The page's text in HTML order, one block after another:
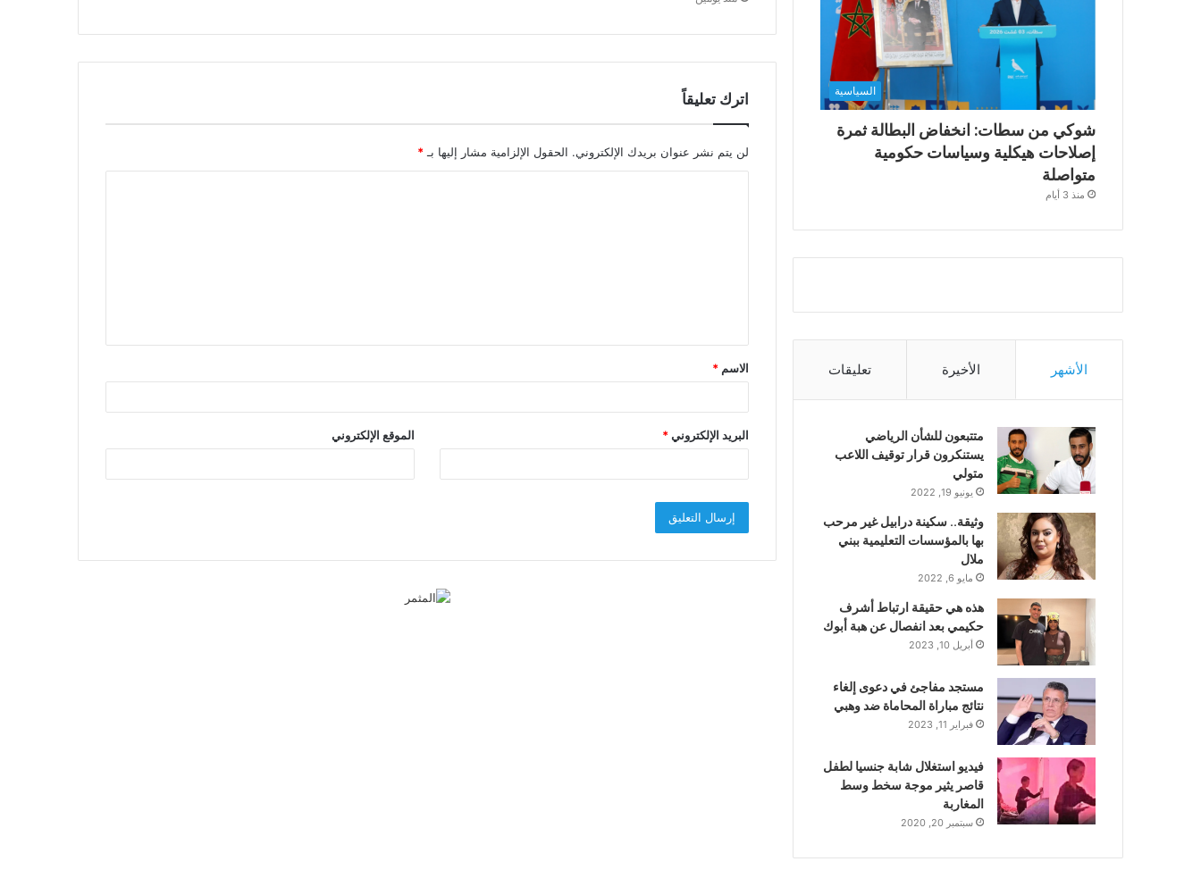
اترك تعليقاً
لن يتم نشر عنوان بريدك الإلكتروني. الحقول الإلزامية مشار إليها بـ *
ق
*
الاسم *
البريد الإلكتروني* الموقع الإلكتروني
السياسية
شوكي من سطات: انخفاض البطالة ثمرة
إصلاحات هيكلية وسياسات حكومية
متواصلة
منذ 3 أيام
الأشهر الأخيرة تعليقات
متتبعون للشأن الرياضي
يستنكرون قرار توقيف اللاعب
متولي
يونيو 19, 2022
وثيقة.. سكينة درابيل غير مرحب
بها بالمؤسسات التعليمية ببني
ملال
مايو 6, 2022
هذه هي حقيقة ارتباط أشرف
حكيمي بعد انفصال عن هبة أبوك
أبريل 10, 2023
مستجد مفاجئ في دعوى إلغاء
نتائج مباراة المحاماة ضد وهبي
فبراير 11, 2023
فيديو استغلال شابة جنسيا لطفل
قاصر يثير موجة سخط وسط
المغاربة
سبتمبر 20, 2020